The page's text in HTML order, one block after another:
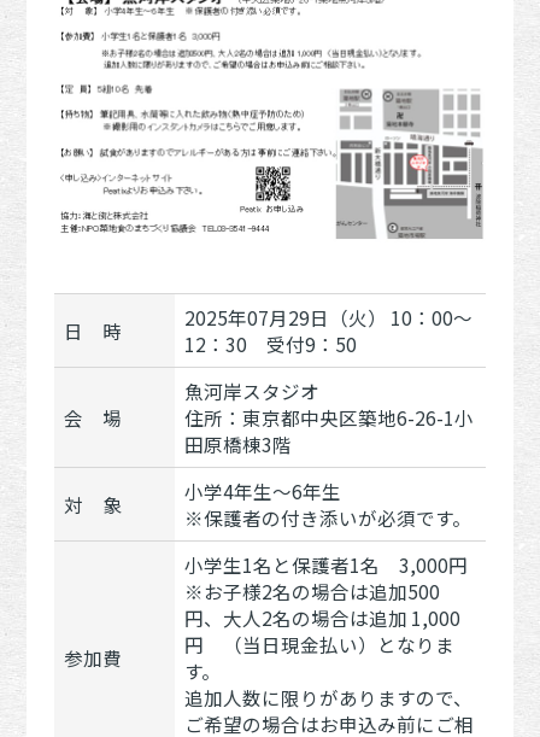
日 時
2025年07月29日（火） 10：00～
12：30 受付9：50
会 場
魚河岸スタジオ
住所：東京都中央区築地6-26-1小
田原橋棟3階
対 象
小学4年生～6年生
※保護者の付き添いが必須です。
参加費
小学生1名と保護者1名 3,000円
※お子様2名の場合は追加500
円、大人2名の場合は追加 1,000
円 （当日現金払い）となりま
す。
追加人数に限りがありますので、
ご希望の場合はお申込み前にご相